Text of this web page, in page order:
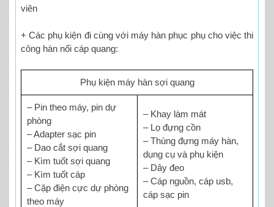
viên
+ Các phụ kiện đi cùng với máy hàn phục phụ cho việc thi
công hàn nối cáp quang:
Phụ kiện máy hàn sợi quang
– Pin theo máy, pin dự
phòng
– Adapter sạc pin
– Dao cắt sợi quang
– Kìm tuốt sợi quang
– Kìm tuốt cáp
– Cặp điện cực dự phòng
theo máy
– Khay làm mát
– Lọ đựng cồn
– Thùng đựng máy hàn,
dụng cụ và phụ kiện
– Dây đeo
– Cáp nguồn, cáp usb,
cáp sạc pin